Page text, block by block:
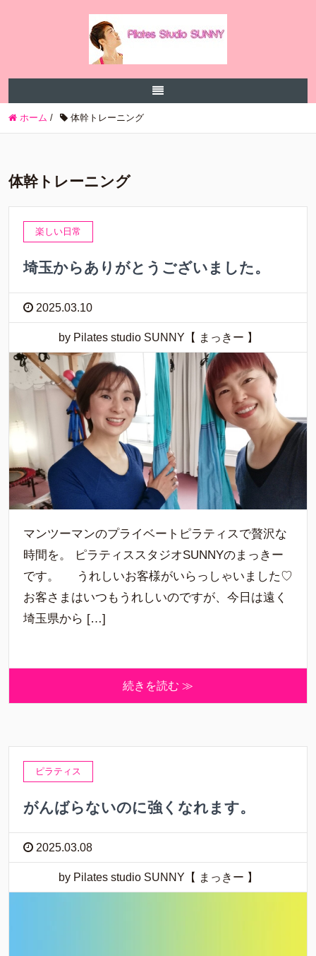
ホーム / 体幹トレーニング
体幹トレーニング
楽しい日常
埼玉からありがとうございました。
2025.03.10
by Pilates studio SUNNY【 まっきー 】
マンツーマンのプライベートピラティスで贅沢な
時間を。 ピラティススタジオSUNNYのまっきー
です。 うれしいお客様がいらっしゃいました♡
お客さまはいつもうれしいのですが、今日は遠く
埼玉県から […]
続きを読む ≫
ピラティス
がんばらないのに強くなれます。
2025.03.08
by Pilates studio SUNNY【 まっきー 】